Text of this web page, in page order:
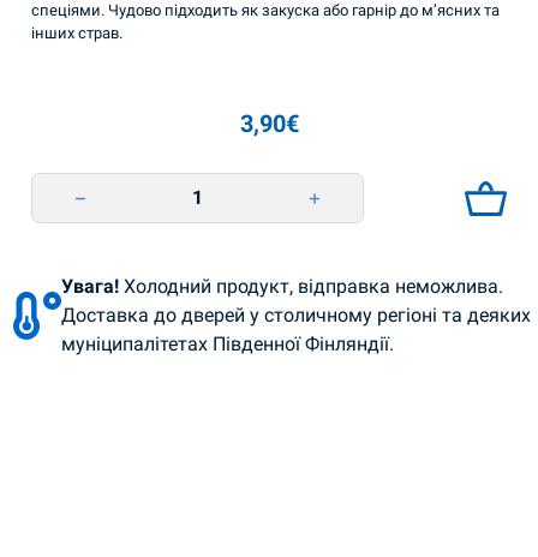
спеціями. Чудово підходить як закуска або гарнір до м’ясних та
інших страв.
3,90€
Салат з моркви по-корейськи 400г Смачна Традиція quantity
Увага! Холодний продукт, відправка неможлива.
Доставка до дверей у столичному регіоні та деяких
муніципалітетах Південної Фінляндії.